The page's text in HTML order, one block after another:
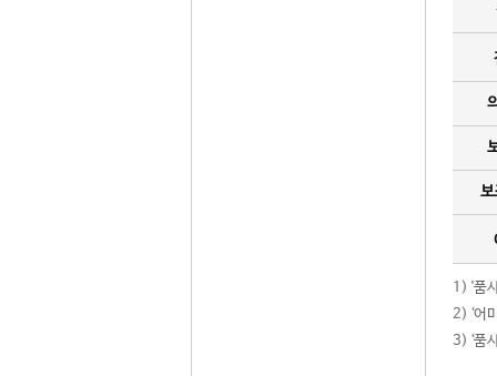
보
1) '품
2) ‘어
3) ‘품